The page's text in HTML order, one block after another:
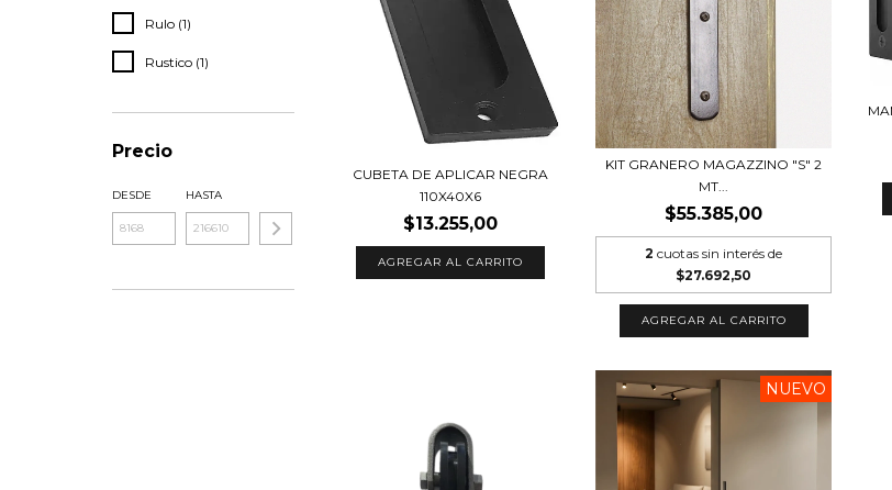
Rulo (1)
Rustico (1)
Precio
DESDE HASTA
CUBETA DE APLICAR NEGRA
110X40X6
$13.255,00
AGREGAR AL CARRITO
KIT GRANERO MAGAZZINO "S" 2
MT...
$55.385,00
2 cuotas sin interés de
$27.692,50
NUEVO